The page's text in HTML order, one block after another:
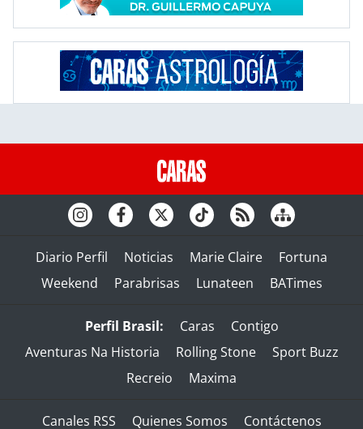
Diario Perfil Noticias Marie Claire
Fortuna
Weekend
Parabrisas Lunateen BATimes
Perfil Brasil: Caras
Contigo
Aventuras Na Historia
Rolling Stone
Sport Buzz
Recreio
Maxima
Canales RSS Quienes Somos Contáctenos